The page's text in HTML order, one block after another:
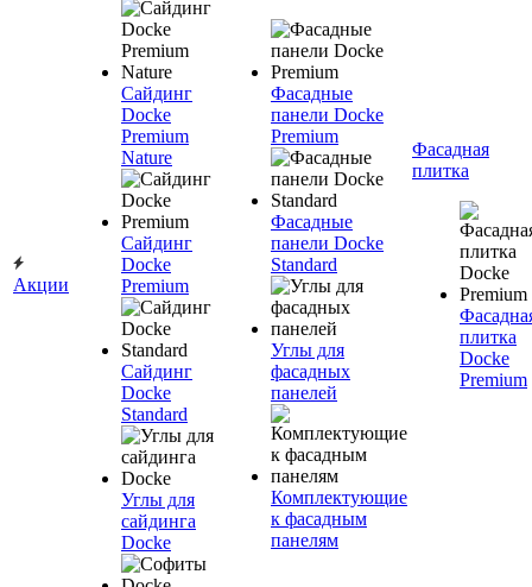
Акции
Сайдинг
Docke
Premium
Nature
Сайдинг
Docke
Premium
Сайдинг
Docke
Standard
Углы для
сайдинга
Docke
Фасадные
панели Docke
Premium
Фасадные
панели Docke
Standard
Углы для
фасадных
панелей
Комплектующие
к фасадным
панелям
Фасадная
плитка
плитка
Docke
Premium